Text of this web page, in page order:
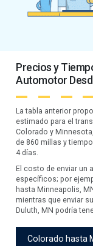
Precios y
Automotor
La tabla anterior
estimado para el
Colorado y
de 860 millas y
4 días.
El costo de enviar un
específicos; por
hasta Minneapolis,
mientras que enviar
Duluth, MN podría
Colorado hasta